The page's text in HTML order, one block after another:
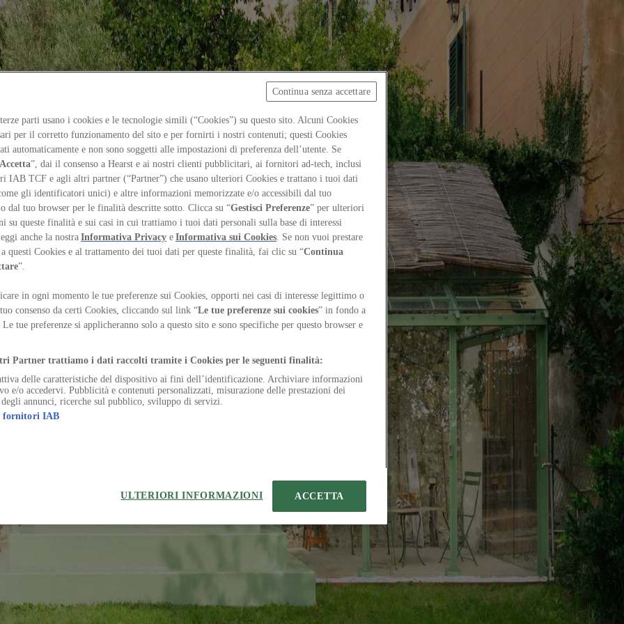
Moretti
rereading the modern heritage between landscape and public space
now suspended between heritage, mass tourism, and transformation
circulation, organizing functions, and framing views
ROBERTO BRACCO, 6, 20159, MILANO - ITALY
2110 154 - REA di Milano 116 978 6
parti usano i cookies e le tecnologie simili (“Cookies”) su questo sito. Alcuni Cookies
per il corretto funzionamento del sito e per fornirti i nostri contenuti; questi Cookies
automaticamente e non sono soggetti alle impostazioni di preferenza dell’utente. Se
Accetta”, dai il consenso a Hearst e ai nostri clienti pubblicitari, ai fornitori ad-tech, inclusi
IAB TCF e agli altri partner (“Partner”) che usano ulteriori Cookies e trattano i tuoi dati
gli identificatori unici) e altre informazioni memorizzate e/o accessibili dal tuo
dal tuo browser per le finalità descritte sotto. Clicca su “Gestisci Preferenze” per ulteriori
su queste finalità e sui casi in cui trattiamo i tuoi dati personali sulla base di interessi
anche la nostraInformativa Privacy eInformativa sui Cookies. Se non vuoi prestare
a questi Cookies e al trattamento dei tuoi dati per queste finalità, fai clic su “Continua
”.
in ogni momento le tue preferenze sui Cookies, opporti nei casi di interesse legittimo o
consenso da certi Cookies, cliccando sul link “Le tue preferenze sui cookies” in fondo a
Le tue preferenze si applicheranno solo a questo sito e sono specifiche per questo browser e
Partner trattiamo i dati raccolti tramite i Cookies per le seguenti finalità:
delle caratteristiche del dispositivo ai fini dell’identificazione. Archiviare informazioni
e/o accedervi. Pubblicità e contenuti personalizzati, misurazione delle prestazioni dei
annunci, ricerche sul pubblico, sviluppo di servizi.
fornitori IAB
ULTERIORI INFORMAZIONI ACCETTA
Continua senza accettare